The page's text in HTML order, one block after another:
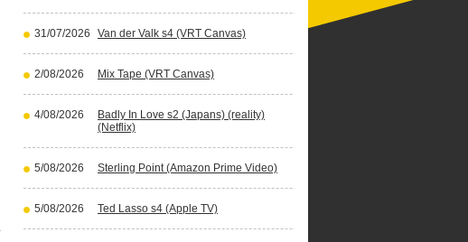
31/07/2026 Van der Valk s4 (VRT Canvas)
2/08/2026 Mix Tape (VRT Canvas)
4/08/2026
Badly In Love s2 (Japans) (reality)
(Netflix)
5/08/2026 Sterling Point (Amazon Prime Video)
5/08/2026 Ted Lasso s4 (Apple TV)